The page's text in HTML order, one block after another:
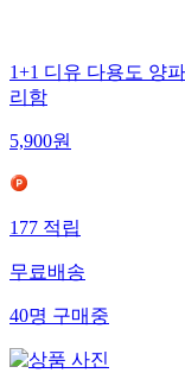
1+1 디유 다용도 양
리함
5,900원
177 적립
무료배송
40명 구매중